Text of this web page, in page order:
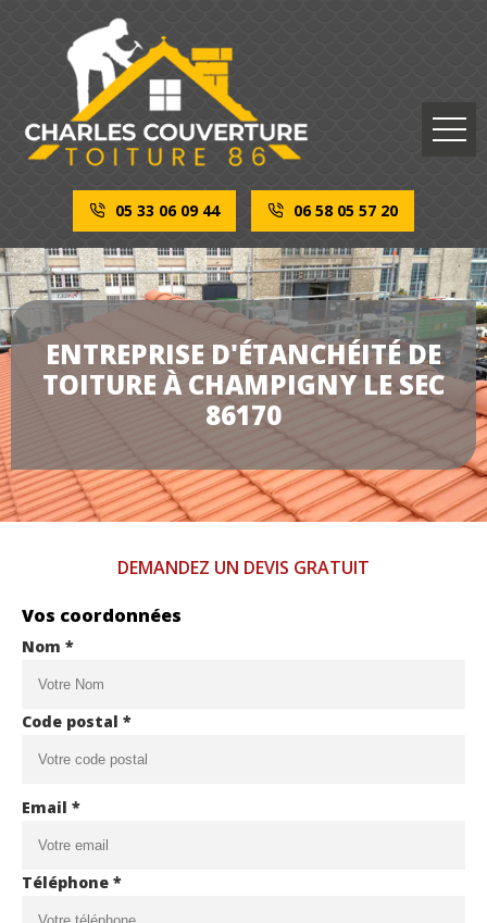
05 33 06 09 44 06 58 05 57 20
ENTREPRISE D'ÉTANCHÉITÉ DE
TOITURE À CHAMPIGNY LE SEC
86170
DEMANDEZ UN DEVIS GRATUIT
Vos coordonnées
Nom *
Code postal *
Email *
Téléphone *